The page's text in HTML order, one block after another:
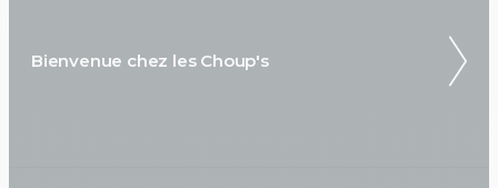
Bienvenue chez les Choup's